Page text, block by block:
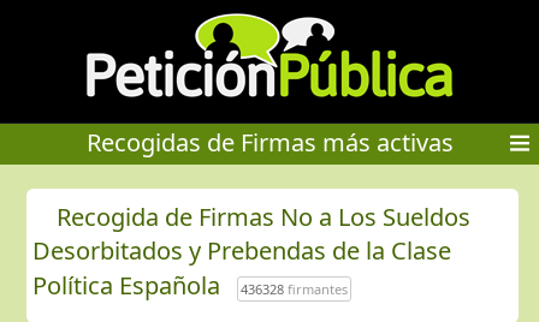
Recogidas de Firmas más activas
Recogida de Firmas No a Los Sueldos
Desorbitados y Prebendas de la Clase
Política Española
436328firmantes